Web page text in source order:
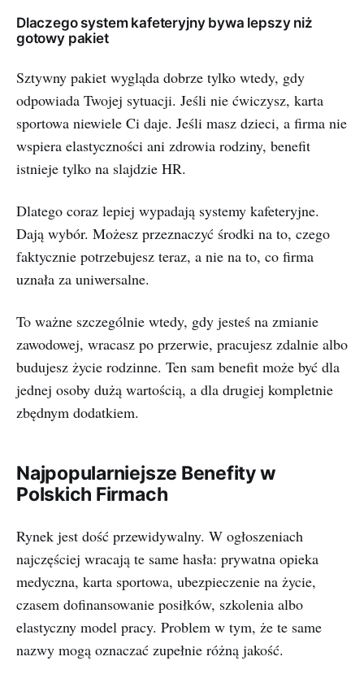
Dlaczego system kafeteryjny bywa lepszy niż
gotowy pakiet
Sztywny pakiet wygląda dobrze tylko wtedy, gdy
odpowiada Twojej sytuacji. Jeśli nie ćwiczysz, karta
sportowa niewiele Ci daje. Jeśli masz dzieci, a firma nie
wspiera elastyczności ani zdrowia rodziny, benefit
istnieje tylko na slajdzie HR.
Dlatego coraz lepiej wypadają systemy kafeteryjne.
Dają wybór. Możesz przeznaczyć środki na to, czego
faktycznie potrzebujesz teraz, a nie na to, co firma
uznała za uniwersalne.
To ważne szczególnie wtedy, gdy jesteś na zmianie
zawodowej, wracasz po przerwie, pracujesz zdalnie albo
budujesz życie rodzinne. Ten sam benefit może być dla
jednej osoby dużą wartością, a dla drugiej kompletnie
zbędnym dodatkiem.
Najpopularniejsze Benefity w
Polskich Firmach
Rynek jest dość przewidywalny. W ogłoszeniach
najczęściej wracają te same hasła: prywatna opieka
medyczna, karta sportowa, ubezpieczenie na życie,
czasem dofinansowanie posiłków, szkolenia albo
elastyczny model pracy. Problem w tym, że te same
nazwy mogą oznaczać zupełnie różną jakość.